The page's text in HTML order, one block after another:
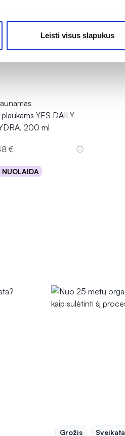
Leisti visus slapukus
YES DAILY
200 ml
€
Grožis Sveikata